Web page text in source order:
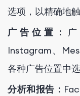
选项，以精确地
广告位置：
Instagram、
各种广告位置中
分析和报告：